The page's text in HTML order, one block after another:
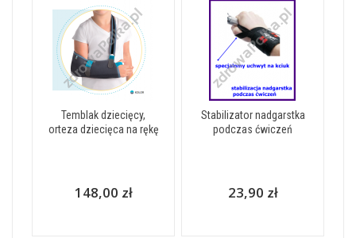
Temblak dziecięcy,
orteza dziecięca na rękę
148,00 zł
Stabilizator nadgarstka
podczas ćwiczeń
23,90 zł